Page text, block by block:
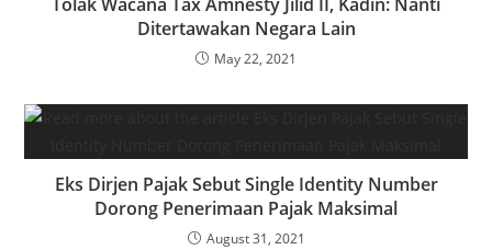
Ditertawakan Negara Lain
May 22, 2021
Eks Dirjen Pajak Sebut Single Identity Number
Dorong Penerimaan Pajak Maksimal
August 31, 2021